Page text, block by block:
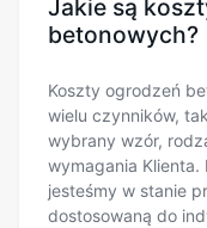
Jakie są
betonowych?
Koszty ogrodzeń
wielu czynników,
wybrany wzór,
wymagania Klienta.
jesteśmy w stanie
dostosowaną do